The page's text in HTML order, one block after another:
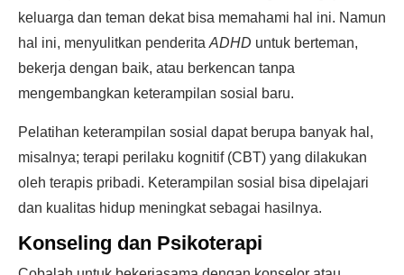
keluarga dan teman dekat bisa memahami hal ini. Namun
hal ini, menyulitkan penderita ADHD untuk berteman,
bekerja dengan baik, atau berkencan tanpa
mengembangkan keterampilan sosial baru.
Pelatihan keterampilan sosial dapat berupa banyak hal,
misalnya; terapi perilaku kognitif (CBT) yang dilakukan
oleh terapis pribadi. Keterampilan sosial bisa dipelajari
dan kualitas hidup meningkat sebagai hasilnya.
Konseling dan Psikoterapi